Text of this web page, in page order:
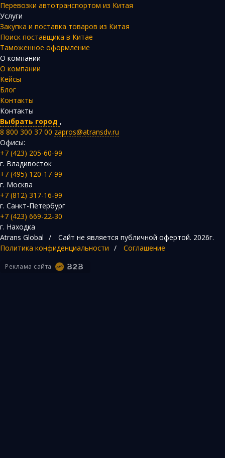
Перевозки автотранспортом из Китая
Услуги
Закупка и поставка товаров из Китая
Поиск поставщика в Китае
Таможенное оформление
О компании
О компании
Кейсы
Блог
Контакты
Контакты
Выбрать город ,
8 800 300 37 00 zapros@atransdv.ru
Офисы:
+7 (423) 205-60-99
г. Владивосток
+7 (495) 120-17-99
г. Москва
+7 (812) 317-16-99
г. Санкт-Петербург
+7 (423) 669-22-30
г. Находка
Atrans Global / Сайт не является публичной офертой. 2026г.
Политика конфиденциальности / Соглашение
Реклама сайта